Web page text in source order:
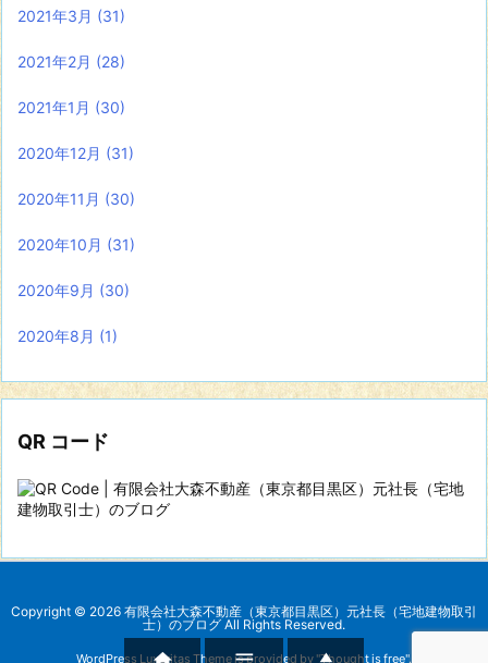
2021年3月 (31)
2021年2月 (28)
2021年1月 (30)
2020年12月 (31)
2020年11月 (30)
2020年10月 (31)
2020年9月 (30)
2020年8月 (1)
QR コード
Copyright © 2026 有限会社大森不動産（東京都目黒区）元社長（宅地建物取引
士）のブログ All Rights Reserved.
WordPress Luxeritas Theme is provided by "Thought is free".